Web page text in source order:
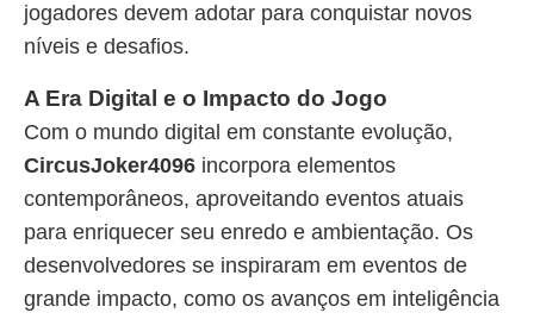
jogadores devem adotar para conquistar novos
níveis e desafios.
A Era Digital e o Impacto do Jogo
Com o mundo digital em constante evolução,
CircusJoker4096 incorpora elementos
contemporâneos, aproveitando eventos atuais
para enriquecer seu enredo e ambientação. Os
desenvolvedores se inspiraram em eventos de
grande impacto, como os avanços em inteligência